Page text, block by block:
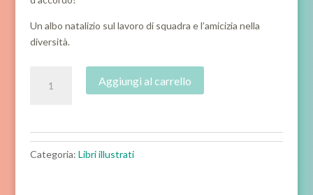
Un albo natalizio sul lavoro di squadra e l’amicizia nella
diversità.
lasciare
incontri
Aggiungi al carrello
Categoria: Libri illustrati